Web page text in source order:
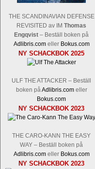
THE SCANDINAVIAN DEFENSE
REVISITED av IM Thomas
Engqvist – Beställ boken på
Adlibris.comeller Bokus.com
NY SCHACKBOK 2025
ULF THE ATTACKER – Beställ
boken på Adlibris.comeller
Bokus.com
NY SCHACKBOK 2023
THE CARO-KANN THE EASY
WAY – Beställ boken på
Adlibris.comeller Bokus.com
NY SCHACKBOK 2023